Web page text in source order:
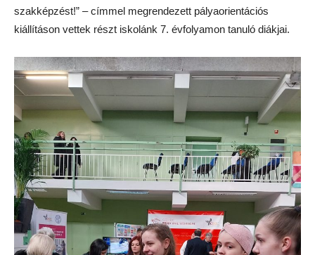
szakképzést!” – címmel megrendezett pályaorientációs
kiállításon vettek részt iskolánk 7. évfolyamon tanuló diákjai.